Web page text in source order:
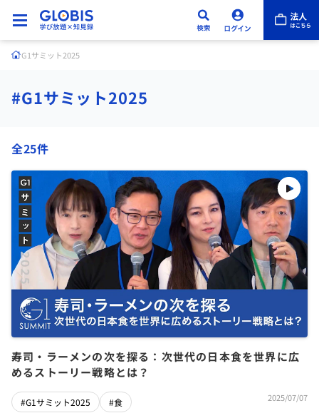
G1サミット2025
#G1サミット2025
全25件
寿司・ラーメンの次を探る：次世代の日本食を世界に広
めるストーリー戦略とは？
#G1サミット2025 #食 2025/07/07